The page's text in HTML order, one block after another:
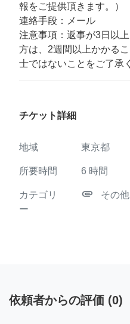
報をご提供頂きます。）
連絡手段：メール
注意事項：返事が3日以
方は、2週間以上かかる
士ではないことをご了承
チケット詳細
地域 東京都
所要時間 6 時間
カテゴリ
ー
attachment その他
依頼者からの評価 (0)